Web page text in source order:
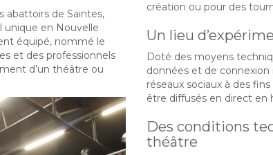
abattoirs de Saintes,
unique en Nouvelle
équipé, nommé le
et des professionnels
d’un théâtre ou
création ou pour des
Un lieu
Doté des moyens
données et de
réseaux sociaux à des
être diffusés en direct en
Des conditions
théâtre